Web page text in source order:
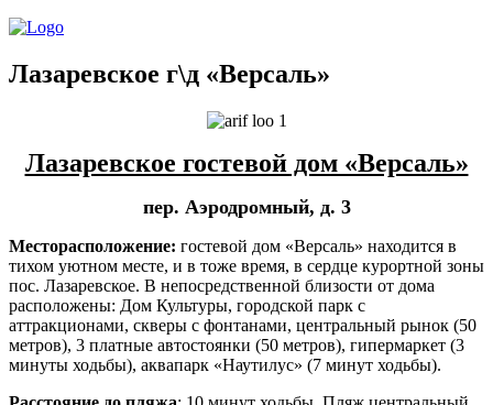
Лазаревское г\д «Версаль»
Лазаревское гостевой дом «Версаль»
пер. Аэродромный, д. 3
Месторасположение: гостевой дом «Версаль» находится в
тихом уютном месте, и в тоже время, в сердце курортной зоны
пос. Лазаревское. В непосредственной близости от дома
расположены: Дом Культуры, городской парк с
аттракционами, скверы с фонтанами, центральный рынок (50
метров), 3 платные автостоянки (50 метров), гипермаркет (3
минуты ходьбы), аквапарк «Наутилус» (7 минут ходьбы).